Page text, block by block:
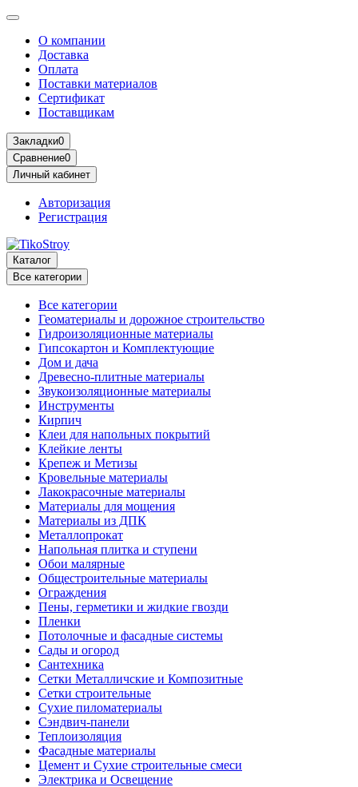
О компании
Доставка
Оплата
Поставки материалов
Сертификат
Поставщикам
Закладки0
Сравнение0
Личный кабинет
Авторизация
Регистрация
Каталог
Все категории
Все категории
Геоматериалы и дорожное строительство
Гидроизоляционные материалы
Гипсокартон и Комплектующие
Дом и дача
Древесно-плитные материалы
Звукоизоляционные материалы
Инструменты
Кирпич
Клеи для напольных покрытий
Клейкие ленты
Крепеж и Метизы
Кровельные материалы
Лакокрасочные материалы
Материалы для мощения
Материалы из ДПК
Металлопрокат
Напольная плитка и ступени
Обои малярные
Общестроительные материалы
Ограждения
Пены, герметики и жидкие гвозди
Пленки
Потолочные и фасадные системы
Сады и огород
Сантехника
Сетки Металличские и Композитные
Сетки строительные
Сухие пиломатериалы
Сэндвич-панели
Теплоизоляция
Фасадные материалы
Цемент и Сухие строительные смеси
Электрика и Освещение